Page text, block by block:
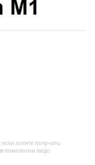
если хотите получить
помолотом виде.